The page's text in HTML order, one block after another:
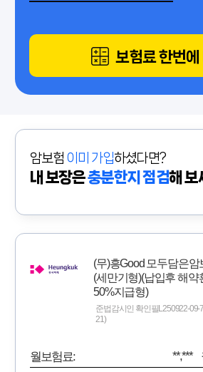
보험료 한번에
암보험 이미 가입하셨다면?
내 보장은충분한지 점검해 보
(무)흥Good 모두담은암
(세만기형)(납입후 해약
50%지급형)
준법감시인 확인필L250922-09-
21)
월보험료: **,***